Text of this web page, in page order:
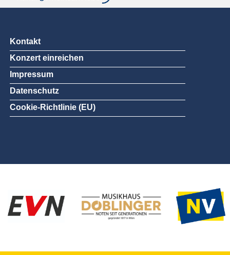
Kontakt
Konzert einreichen
Impressum
Datenschutz
Cookie-Richtlinie (EU)